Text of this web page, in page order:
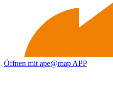
Öffnen mit ape@map APP